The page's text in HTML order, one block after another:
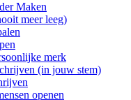
Maken
meer leeg)
merk
(in jouw stem)
openen